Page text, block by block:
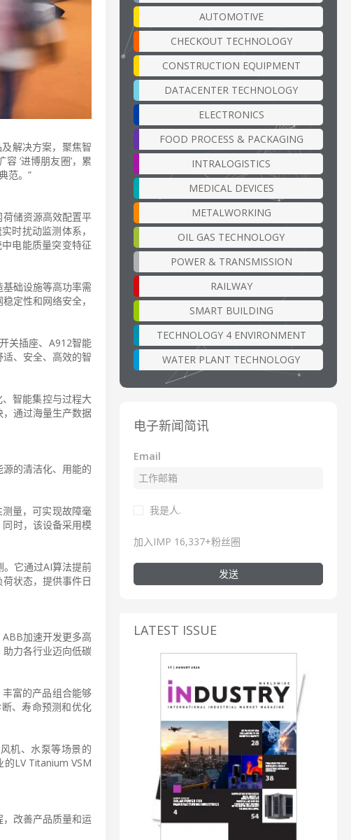
解决方案，聚焦智
‘进博朋友圈’，累
范。”
储资源高效配置平
时扰动监测体系，
电能质量突变特征
础设施等高功率需
定性和网络安全，
关插座、A912智能
、安全、高效的智
智能集控与过程大
通过海量生产数据
的清洁化、用能的
量，可实现故障毫
时，该设备采用模
它通过AI算法提前
状态，提供事件日
加速开发更多高
力各行业迈向低碳
富的产品组合能够
、寿命预测和优化
机、水泵等场景的
LV Titanium VSM
改善产品质量和运
AUTOMOTIVE
CHECKOUT TECHNOLOGY
CONSTRUCTION EQUIPMENT
DATACENTER TECHNOLOGY
ELECTRONICS
FOOD PROCESS & PACKAGING
INTRALOGISTICS
MEDICAL DEVICES
METALWORKING
OIL GAS TECHNOLOGY
POWER & TRANSMISSION
RAILWAY
SMART BUILDING
TECHNOLOGY 4 ENVIRONMENT
WATER PLANT TECHNOLOGY
电子新闻简讯
Email
我是人.
加入IMP 16,337+粉丝圈
发送
LATEST ISSUE